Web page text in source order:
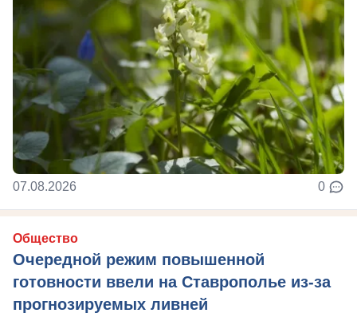
07.08.2026 0
Общество
Очередной режим повышенной
готовности ввели на Ставрополье из-за
прогнозируемых ливней